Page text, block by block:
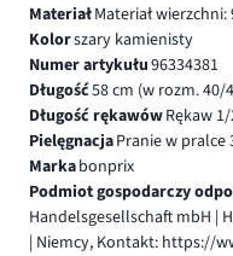
MateriałMateriał
Kolorszary kamienisty
Numer artykułu96334381
Długość58 cm (w rozm. 40/
Długość rękawówRękaw
PielęgnacjaPranie w pralce
Markabonprix
Podmiot gospodarczy
Handelsgesellschaft mbH |
| Niemcy, Kontakt: https://